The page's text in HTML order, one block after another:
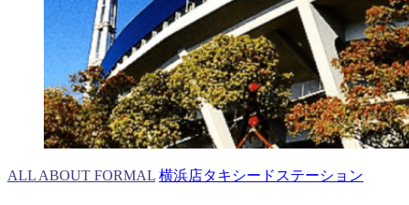
ALL ABOUT FORMAL 横浜店タキシードステーション